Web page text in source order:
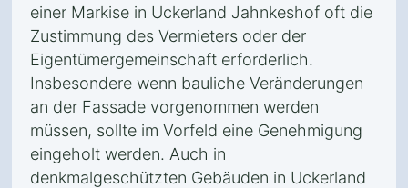
einer Markise in Uckerland Jahnkeshof oft die
Zustimmung des Vermieters oder der
Eigentümergemeinschaft erforderlich.
Insbesondere wenn bauliche Veränderungen
an der Fassade vorgenommen werden
müssen, sollte im Vorfeld eine Genehmigung
eingeholt werden. Auch in
denkmalgeschützten Gebäuden in Uckerland